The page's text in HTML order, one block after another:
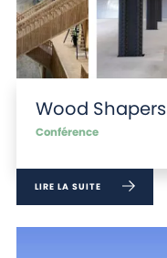
Wood Shapers
Conférence
LIRE LA SUITE